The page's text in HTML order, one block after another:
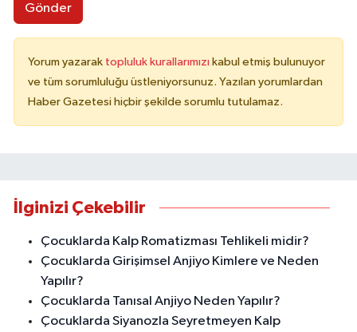
Gönder
Yorum yazarak topluluk kurallarımızı kabul etmiş bulunuyor
ve tüm sorumluluğu üstleniyorsunuz. Yazılan yorumlardan
Haber Gazetesi hiçbir şekilde sorumlu tutulamaz.
İlginizi Çekebilir
Çocuklarda Kalp Romatizması Tehlikeli midir?
Çocuklarda Girişimsel Anjiyo Kimlere ve Neden
Yapılır?
Çocuklarda Tanısal Anjiyo Neden Yapılır?
Çocuklarda Siyanozla Seyretmeyen Kalp